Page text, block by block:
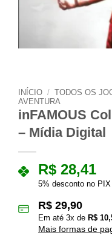
INÍCIO / TODOS OS
AVENTURA
inFAMOUS
– Mídia Digital
R$ 28,41
5% desconto no PIX
R$ 29,90
Em até 3x de R$
Mais formas de